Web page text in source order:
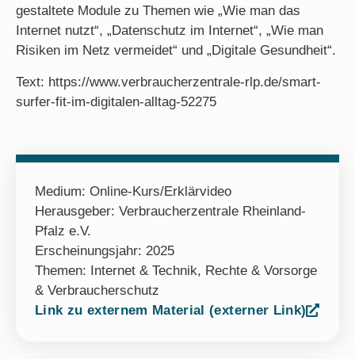
gestaltete Module zu Themen wie „Wie man das
Internet nutzt“, „Datenschutz im Internet“, „Wie man
Risiken im Netz vermeidet“ und „Digitale Gesundheit“.
Text: https://www.verbraucherzentrale-rlp.de/smart-
surfer-fit-im-digitalen-alltag-52275
Medium: Online-Kurs/Erklärvideo
Herausgeber: Verbraucherzentrale Rheinland-
Pfalz e.V.
Erscheinungsjahr: 2025
Themen: Internet & Technik, Rechte & Vorsorge
& Verbraucherschutz
Link zu externem Material (externer Link)